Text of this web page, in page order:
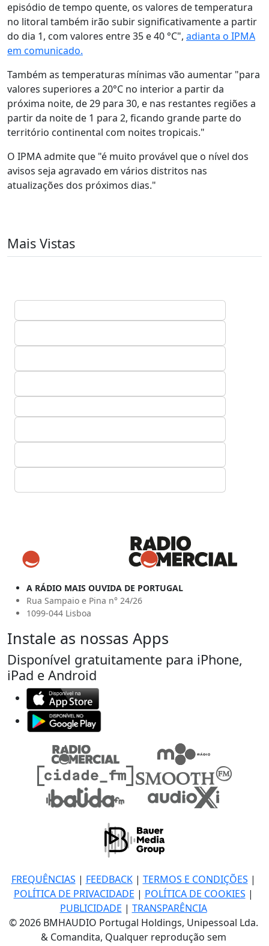
episódio de tempo quente, os valores de temperatura
no litoral também irão subir significativamente a partir
do dia 1, com valores entre 35 e 40 °C", adianta o IPMA
em comunicado.
Também as temperaturas mínimas vão aumentar "para
valores superiores a 20°C no interior a partir da
próxima noite, de 29 para 30, e nas restantes regiões a
partir da noite de 1 para 2, ficando grande parte do
território continental com noites tropicais."
O IPMA admite que "é muito provável que o nível dos
avisos seja agravado em vários distritos nas
atualizações dos próximos dias."
Mais Vistas
A RÁDIO MAIS OUVIDA DE PORTUGAL
Rua Sampaio e Pina n° 24/26
1099-044 Lisboa
Instale as nossas Apps
Disponível gratuitamente para iPhone,
iPad e Android
FREQUÊNCIAS | FEEDBACK| TERMOS E CONDIÇÕES |
POLÍTICA DE PRIVACIDADE | POLÍTICA DE COOKIES |
PUBLICIDADE | TRANSPARÊNCIA
© 2026 BMHAUDIO Portugal Holdings, Unipessoal Lda.
& Comandita, Qualquer reprodução sem